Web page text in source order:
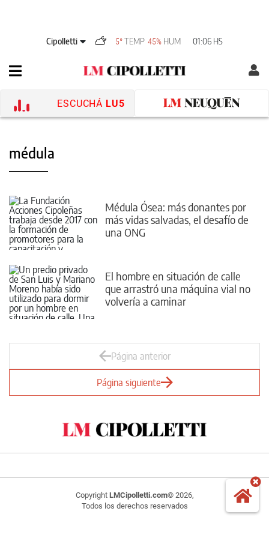
Cipolletti 5°TEMP 45% HUM 01:06 HS
ESCUCHÁ LU5
médula
Médula Ósea: más donantes por
más vidas salvadas, el desafío de
una ONG
El hombre en situación de calle
que arrastró una máquina vial no
volvería a caminar
Página anterior
Página siguiente
Copyright LMCipolletti.com© 2026,
Todos los derechos reservados